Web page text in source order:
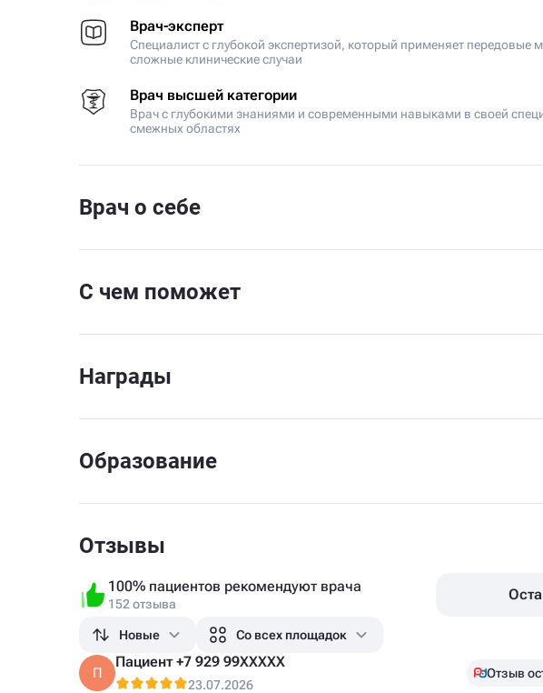
Врач-эксперт
Специалист с глубокой экспертизой, который применяет передовые
сложные клинические случаи
Врач высшей категории
Врач с глубокими знаниями и современными навыками в своей
смежных областях
Врач о себе
С чем поможет
Награды
Образование
Отзывы
100% пациентов рекомендуют врача
152 отзыва
Новые Со всех площадок
П
Пациент +7 929 99XXXXX
23.07.2026
Отзыв